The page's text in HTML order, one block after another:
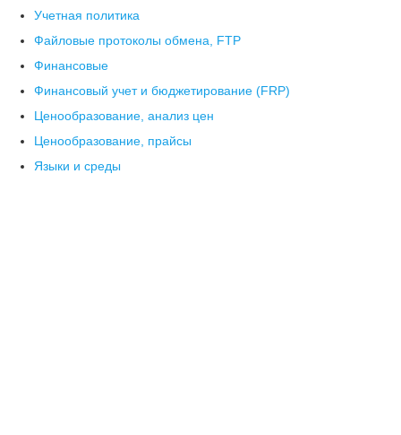
Учетная политика
Файловые протоколы обмена, FTP
Финансовые
Финансовый учет и бюджетирование (FRP)
Ценообразование, анализ цен
Ценообразование, прайсы
Языки и среды